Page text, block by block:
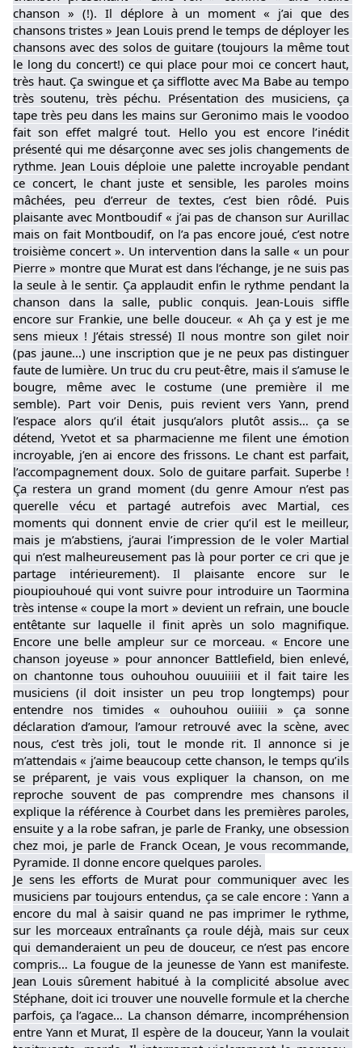
chanson » (!). Il déplore à un moment « j’ai que des
chansons tristes » Jean Louis prend le temps de déployer les
chansons avec des solos de guitare (toujours la même tout
le long du concert!) ce qui place pour moi ce concert haut,
très haut. Ça swingue et ça sifflotte avec Ma Babe au tempo
très soutenu, très péchu. Présentation des musiciens, ça
tape très peu dans les mains sur Geronimo mais le voodoo
fait son effet malgré tout. Hello you est encore l’inédit
présenté qui me désarçonne avec ses jolis changements de
rythme. Jean Louis déploie une palette incroyable pendant
ce concert, le chant juste et sensible, les paroles moins
mâchées, peu d’erreur de textes, c’est bien rôdé. Puis
plaisante avec Montboudif « j’ai pas de chanson sur Aurillac
mais on fait Montboudif, on l’a pas encore joué, c’est notre
troisième concert ». Un intervention dans la salle « un pour
Pierre » montre que Murat est dans l’échange, je ne suis pas
la seule à le sentir. Ça applaudit enfin le rythme pendant la
chanson dans la salle, public conquis. Jean-Louis siffle
encore sur Frankie, une belle douceur. « Ah ça y est je me
sens mieux ! J’étais stressé) Il nous montre son gilet noir
(pas jaune…) une inscription que je ne peux pas distinguer
faute de lumière. Un truc du cru peut-être, mais il s’amuse le
bougre, même avec le costume (une première il me
semble). Part voir Denis, puis revient vers Yann, prend
l’espace alors qu’il était jusqu’alors plutôt assis… ça se
détend, Yvetot et sa pharmacienne me filent une émotion
incroyable, j’en ai encore des frissons. Le chant est parfait,
l’accompagnement doux. Solo de guitare parfait. Superbe !
Ça restera un grand moment (du genre Amour n’est pas
querelle vécu et partagé autrefois avec Martial, ces
moments qui donnent envie de crier qu’il est le meilleur,
mais je m’abstiens, j’aurai l’impression de le voler Martial
qui n’est malheureusement pas là pour porter ce cri que je
partage intérieurement). Il plaisante encore sur le
pioupiouhoué qui vont suivre pour introduire un Taormina
très intense « coupe la mort » devient un refrain, une boucle
entêtante sur laquelle il finit après un solo magnifique.
Encore une belle ampleur sur ce morceau. « Encore une
chanson joyeuse » pour annoncer Battlefield, bien enlevé,
on chantonne tous ouhouhou ouuuiiiii et il fait taire les
musiciens (il doit insister un peu trop longtemps) pour
entendre nos timides « ouhouhou ouiiiii » ça sonne
déclaration d’amour, l’amour retrouvé avec la scène, avec
nous, c’est très joli, tout le monde rit. Il annonce si je
m’attendais « j’aime beaucoup cette chanson, le temps qu’ils
se préparent, je vais vous expliquer la chanson, on me
reproche souvent de pas comprendre mes chansons il
explique la référence à Courbet dans les premières paroles,
ensuite y a la robe safran, je parle de Franky, une obsession
chez moi, je parle de Franck Ocean, Je vous recommande,
Pyramide. Il donne encore quelques paroles.
Je sens les efforts de Murat pour communiquer avec les
musiciens par toujours entendus, ça se cale encore : Yann a
encore du mal à saisir quand ne pas imprimer le rythme,
sur les morceaux entraînants ça roule déjà, mais sur ceux
qui demanderaient un peu de douceur, ce n’est pas encore
compris… La fougue de la jeunesse de Yann est manifeste.
Jean Louis sûrement habitué à la complicité absolue avec
Stéphane, doit ici trouver une nouvelle formule et la cherche
parfois, ça l’agace… La chanson démarre, incompréhension
entre Yann et Murat, Il espère de la douceur, Yann la voulait